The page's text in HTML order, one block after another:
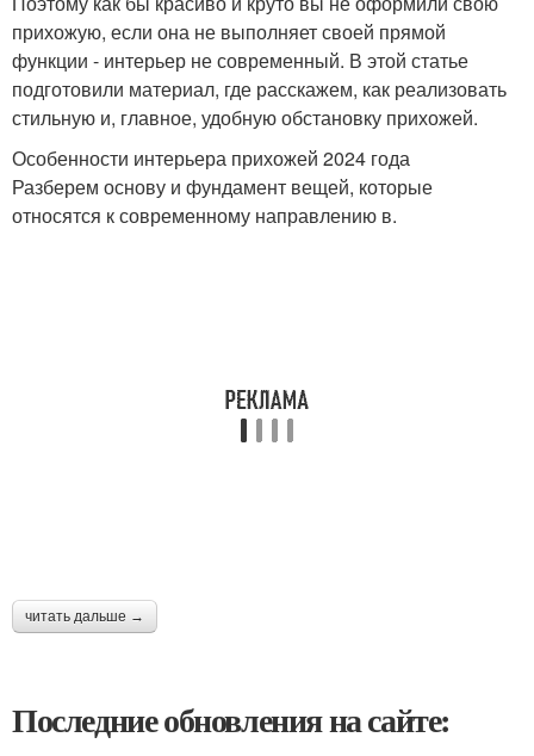
прихожую, если она не выполняет своей прямой
функции - интерьер не современный. В этой статье
подготовили материал, где расскажем, как реализовать
стильную и, главное, удобную обстановку прихожей.
Особенности интерьера прихожей 2024 года
Разберем основу и фундамент вещей, которые
относятся к современному направлению в.
читать дальше →
Последние обновления на сайте: